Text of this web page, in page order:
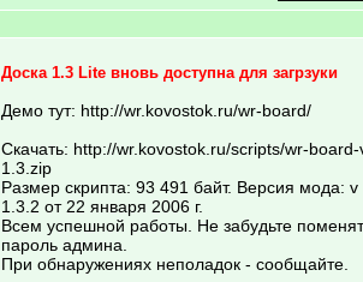
Доска 1.3 Lite вновь доступна для загрзуки
Демо тут: http://wr.kovostok.ru/wr-board/
Скачать: http://wr.kovostok.ru/scripts/wr-board-
1.3.zip
Размер скрипта: 93 491 байт. Версия мода: v
1.3.2 от 22 января 2006 г.
Всем успешной работы. Не забудьте
пароль админа.
При обнаружениях неполадок - сообщайте.